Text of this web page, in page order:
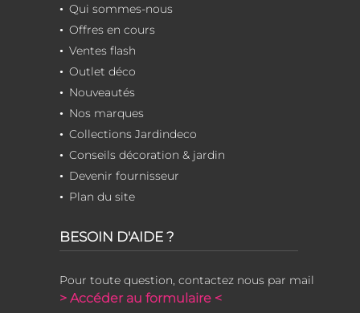
Qui sommes-nous
Offres en cours
Ventes flash
Outlet déco
Nouveautés
Nos marques
Collections Jardindeco
Conseils décoration & jardin
Devenir fournisseur
Plan du site
BESOIN D'AIDE ?
Pour toute question, contactez nous par mail
> Accéder au formulaire <